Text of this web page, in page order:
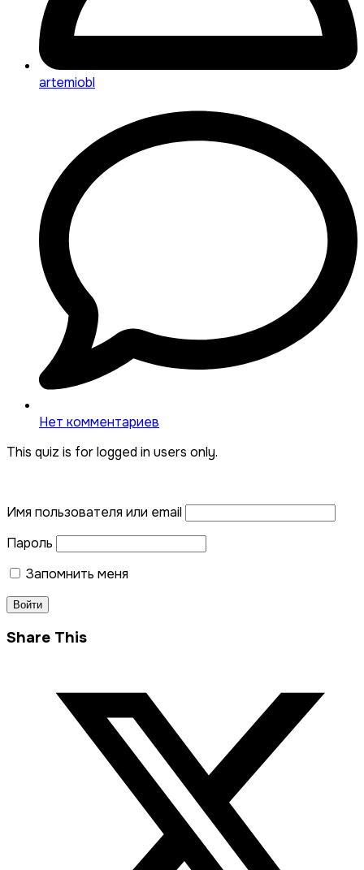
artemiobl
Нет комментариев
This quiz is for logged in users only.
Имя пользователя или email
Пароль
Запомнить меня
Share This